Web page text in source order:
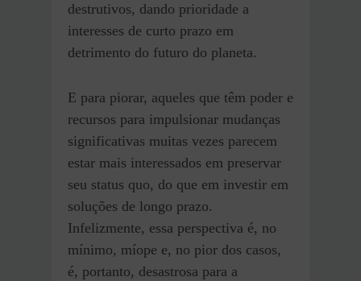
destrutivos, dando prioridade a
interesses de curto prazo em
detrimento do futuro do planeta.
E para piorar, aqueles que têm poder e
recursos para impulsionar mudanças
significativas muitas vezes parecem
estar mais interessados em preservar
seu status quo, do que em investir em
soluções de longo prazo.
Infelizmente, essa perspectiva é, no
mínimo, míope e, no pior dos casos,
é, portanto, desastrosa para a